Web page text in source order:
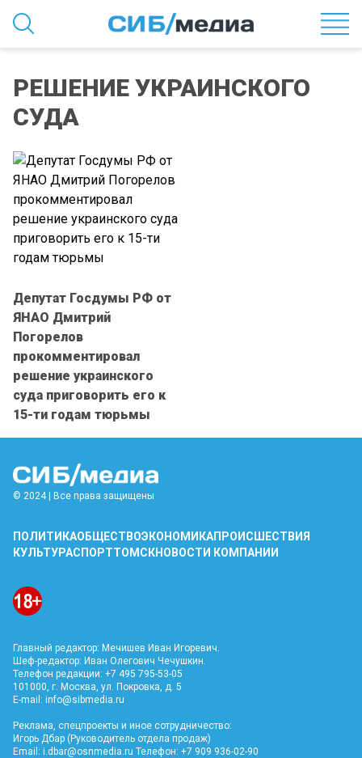
РЕШЕНИЕ УКРАИНСКОГО
СУДА
Депутат Госдумы РФ от
ЯНАО Дмитрий
Погорелов
прокомментировал
решение украинского
суда приговорить его к
15-ти годам тюрьмы
© 2024 | Все права защищены
ПОЛИТИКАОБЩЕСТВОЭКОНОМИКАПРОИСШЕСТВИЯ
КУЛЬТУРАСПОРТТОМСКНОВОСТИ КОМПАНИИ
Главный редактор: Мечишев Иван Игоревич.
Шеф-редактор: Иван Олегович Чечушкин.
Телефон редакции: +7 495 795-53-05
101000, г. Москва, ул. Покровка, д. 5
E-mail: info@sibmedia.ru
Реклама, спецпроекты и иное сотрудничество:
Игорь Дбар (Руководитель отдела продаж)
Email: i.dbar@osnmedia.ru Телефон: +7 909 936-02-90